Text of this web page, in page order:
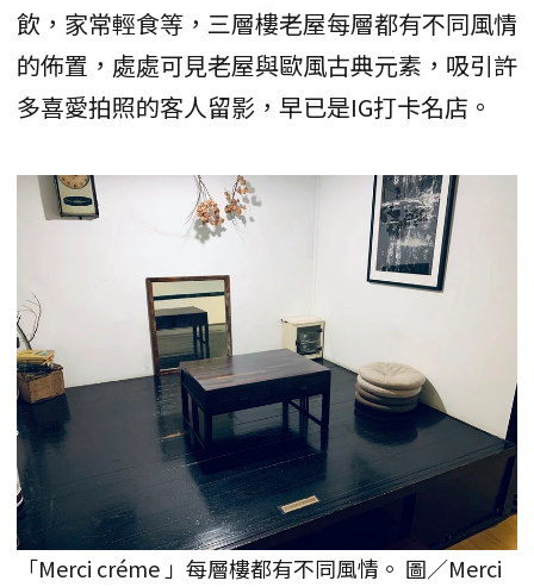
飲，家常輕食等，三層樓老屋每層都有不同風情
的佈置，處處可見老屋與歐風古典元素，吸引許
多喜愛拍照的客人留影，早已是IG打卡名店。
「Merci créme 」每層樓都有不同風情。 圖／Merci